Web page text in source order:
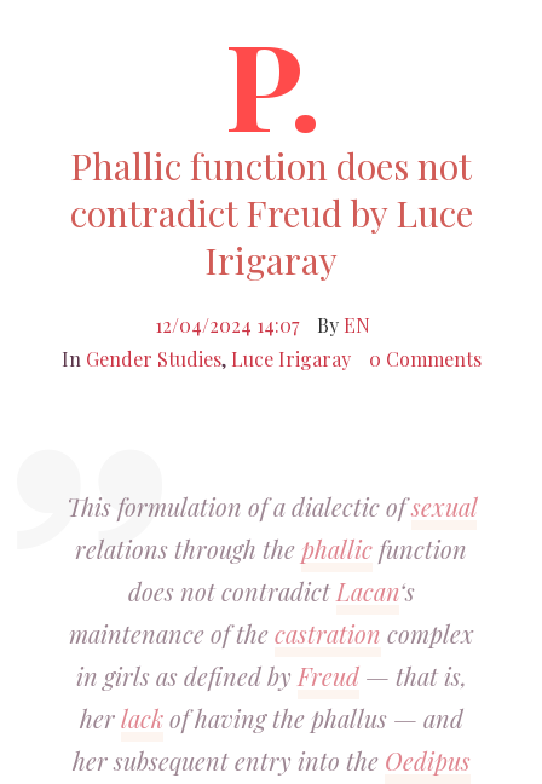
P.
Phallic function does not
contradict Freud by Luce
Irigaray
12/04/2024 14:07 By EN
In Gender Studies, Luce Irigaray 0 Comments
This formulation of a dialectic ofsexual
relations through thephallic function
does not contradict Lacan‘s
maintenance of thecastration complex
in girls as defined by Freud— that is,
herlackof having the phallus — and
her subsequent entry into the Oedipus